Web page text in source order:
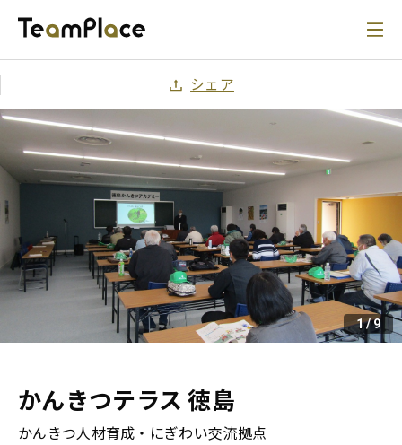
シェア
1/9
かんきつテラス 徳島
かんきつ人材育成・にぎわい交流拠点